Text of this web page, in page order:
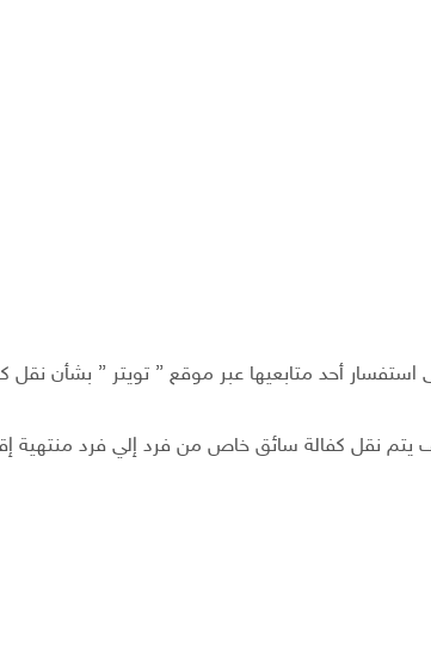
استفسار أحد متابعيها عبر موقع ” تويتر ” بشأن نقل
يتم نقل كفالة سائق خاص من فرد إلي فرد منتهية